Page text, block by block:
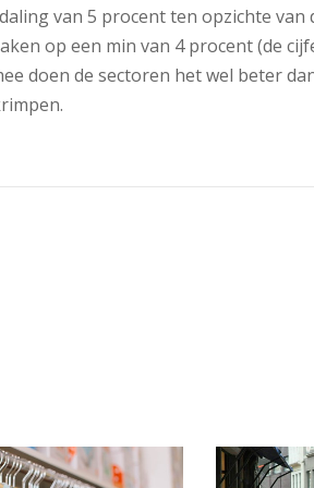
van 5 procent ten opzichte
op een min van 4 procent (de
doen de sectoren het wel beter